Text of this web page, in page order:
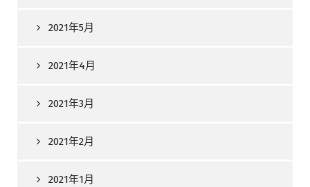
2021年5月
2021年4月
2021年3月
2021年2月
2021年1月